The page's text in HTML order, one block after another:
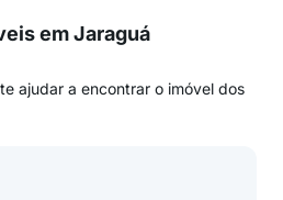
em Jaraguá
ajudar a encontrar o imóvel dos